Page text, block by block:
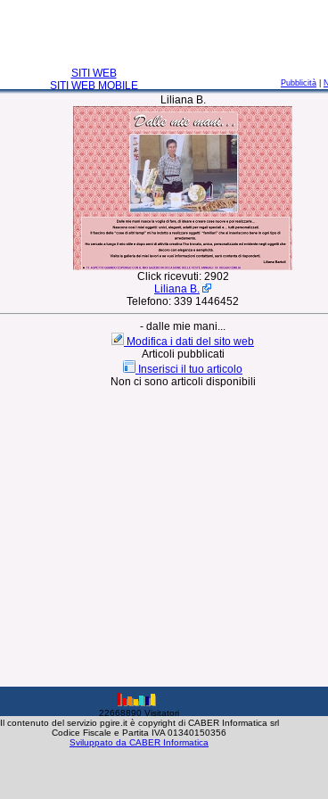
SITI WEB
SITI WEB MOBILE
Pubblicità
Liliana B.
Click ricevuti: 2902
Liliana B.
Telefono: 339 1446452
- dalle mie mani...
Modifica i dati del sito web
Articoli pubblicati
Inserisci il tuo articolo
Non ci sono articoli disponibili
22668890 Visitatori
Il contenuto del servizio pgire.it è copyright di CABER Informatica srl
Codice Fiscale e Partita IVA 01340150356
Sviluppato da CABER Informatica